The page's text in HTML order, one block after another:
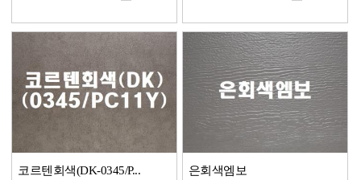
코르텐회색(DK-0345/P... 은회색엠보